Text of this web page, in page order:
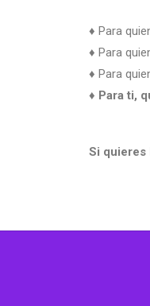
♦ Para
♦ Para
♦ Para
♦ Para ti,
Si quieres